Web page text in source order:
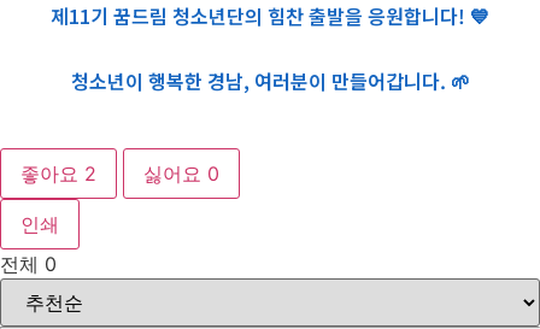
제11기 꿈드림 청소년단의 힘찬 출발을 응원합니다! 💙
청소년이 행복한 경남, 여러분이 만들어갑니다. 🌱
좋아요 2 싫어요 0
인쇄
전체 0